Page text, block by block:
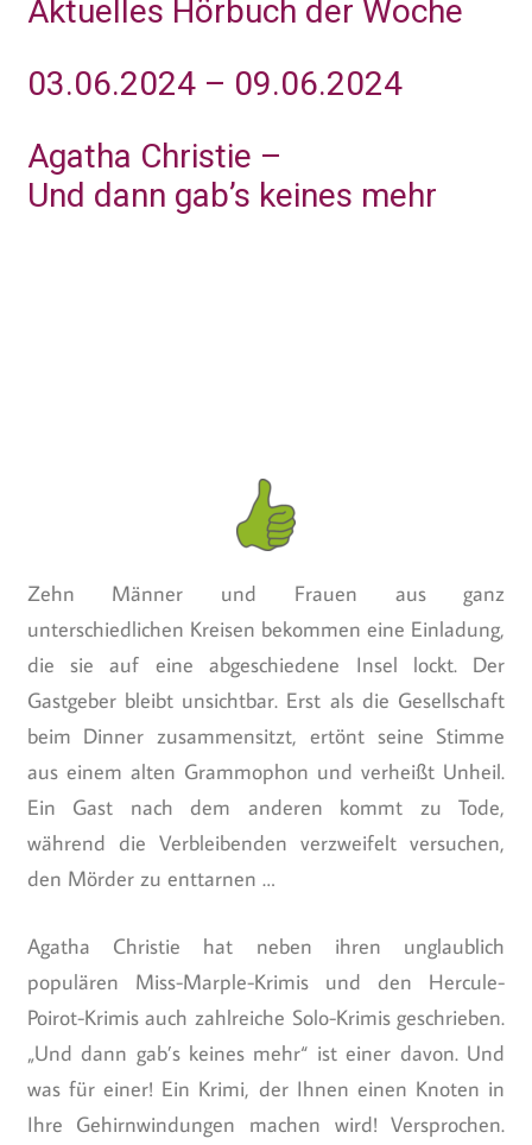
Aktuelles Hörbuch der Woche
03.06.2024 – 09.06.2024
Agatha Christie –
Und dann gab’s keines mehr
Zehn Männer und Frauen aus ganz
unterschiedlichen Kreisen bekommen eine Einladung,
die sie auf eine abgeschiedene Insel lockt. Der
Gastgeber bleibt unsichtbar. Erst als die Gesellschaft
beim Dinner zusammensitzt, ertönt seine Stimme
aus einem alten Grammophon und verheißt Unheil.
Ein Gast nach dem anderen kommt zu Tode,
während die Verbleibenden verzweifelt versuchen,
den Mörder zu enttarnen …
Agatha Christie hat neben ihren unglaublich
populären Miss-Marple-Krimis und den Hercule-
Poirot-Krimis auch zahlreiche Solo-Krimis geschrieben.
„Und dann gab’s keines mehr“ ist einer davon. Und
was für einer! Ein Krimi, der Ihnen einen Knoten in
Ihre Gehirnwindungen machen wird! Versprochen.